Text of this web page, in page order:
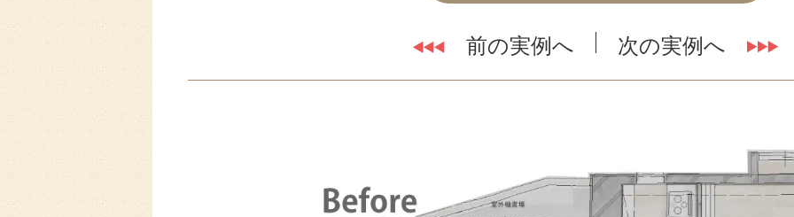
前の実例へ 次の実例へ